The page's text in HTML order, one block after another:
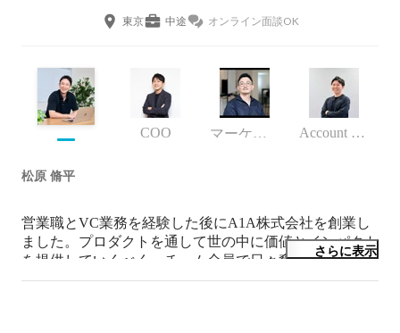
東京 中途 オンライン面談OK
COO マーケティング Account Executive
松原 脩平
営業職とVC業務を経験した後にA1A株式会社を創業し
ました。プロダクトを通して世の中に価値とインパクト
を提供していくべく、チーム全員で日々奮闘中です。
さらに表示